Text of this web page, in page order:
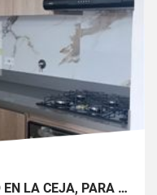
APARTAMENTO EN ARRIENDO EN LA CEJA, PARA ESTRENAR.